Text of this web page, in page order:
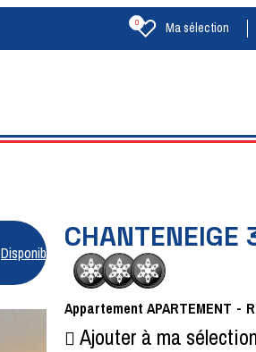
Ma sélection
0
DisponibilitésCHANTENEIGE
Appartement APARTEMENT
Ajouter à ma sélection